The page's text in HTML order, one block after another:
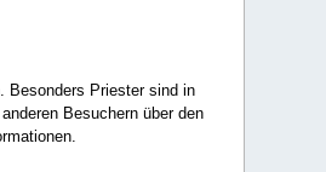
Besonders Priester sind in
Besuchern über den